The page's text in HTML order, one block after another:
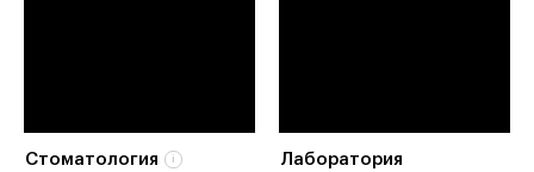
Стоматология
Лаборатория